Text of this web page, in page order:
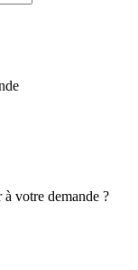
votre demande ?